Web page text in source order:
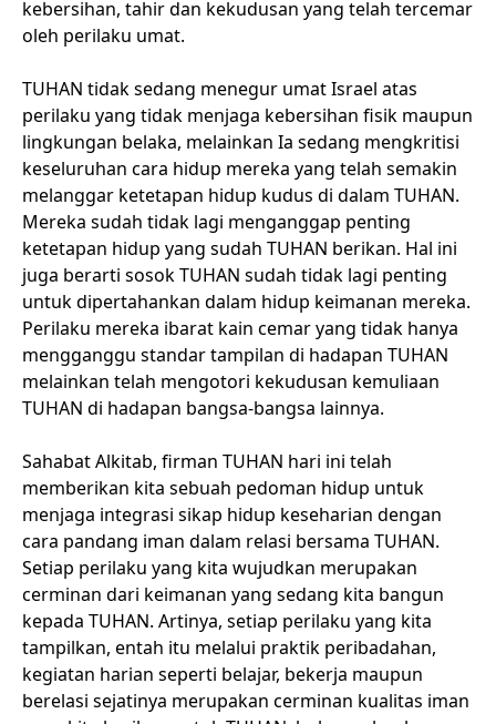
kebersihan, tahir dan kekudusan yang telah tercemar
oleh perilaku umat.
TUHAN tidak sedang menegur umat Israel atas
perilaku yang tidak menjaga kebersihan fisik maupun
lingkungan belaka, melainkan Ia sedang mengkritisi
keseluruhan cara hidup mereka yang telah semakin
melanggar ketetapan hidup kudus di dalam TUHAN.
Mereka sudah tidak lagi menganggap penting
ketetapan hidup yang sudah TUHAN berikan. Hal ini
juga berarti sosok TUHAN sudah tidak lagi penting
untuk dipertahankan dalam hidup keimanan mereka.
Perilaku mereka ibarat kain cemar yang tidak hanya
mengganggu standar tampilan di hadapan TUHAN
melainkan telah mengotori kekudusan kemuliaan
TUHAN di hadapan bangsa-bangsa lainnya.
Sahabat Alkitab, firman TUHAN hari ini telah
memberikan kita sebuah pedoman hidup untuk
menjaga integrasi sikap hidup keseharian dengan
cara pandang iman dalam relasi bersama TUHAN.
Setiap perilaku yang kita wujudkan merupakan
cerminan dari keimanan yang sedang kita bangun
kepada TUHAN. Artinya, setiap perilaku yang kita
tampilkan, entah itu melalui praktik peribadahan,
kegiatan harian seperti belajar, bekerja maupun
berelasi sejatinya merupakan cerminan kualitas iman